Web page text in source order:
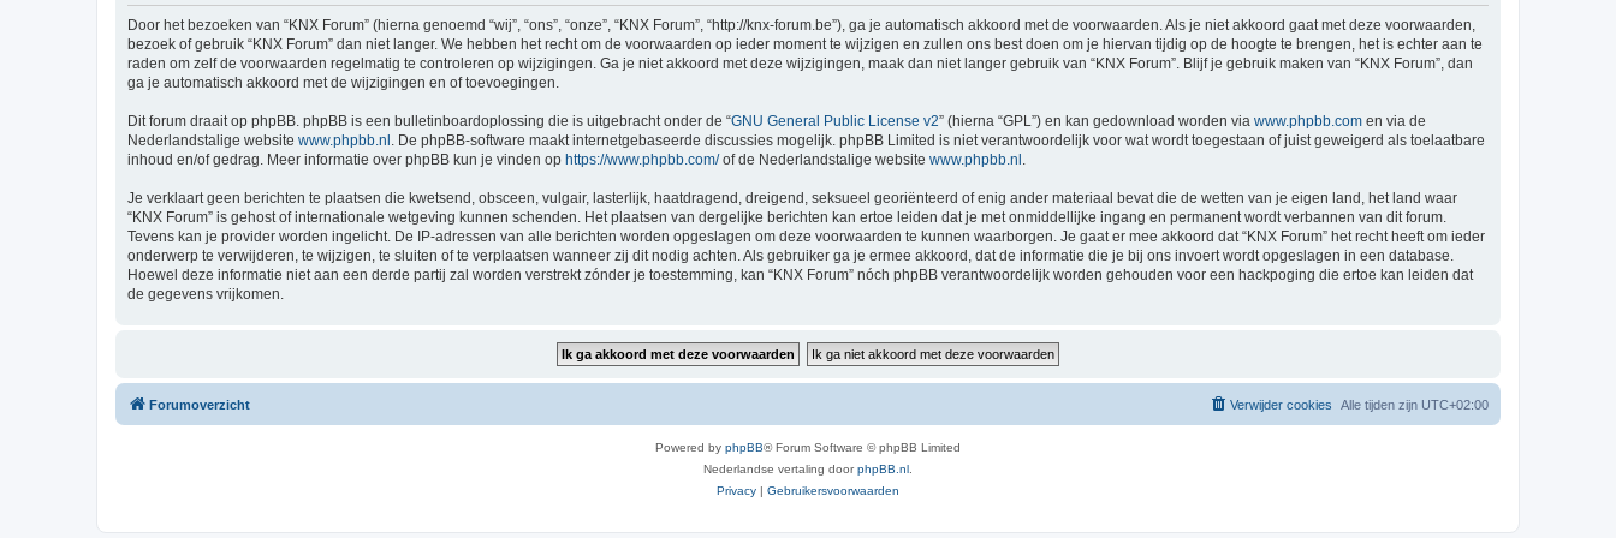
Door het bezoeken van “KNX Forum” (hierna genoemd “wij”, “ons”, “onze”, “KNX Forum”, “http://knx-forum.be”), ga je automatisch akkoord met de voorwaarden. Als je niet akkoord gaat met deze voorwaarden,
bezoek of gebruik “KNX Forum” dan niet langer. We hebben het recht om de voorwaarden op ieder moment te wijzigen en zullen ons best doen om je hiervan tijdig op de hoogte te brengen, het is echter aan te
raden om zelf de voorwaarden regelmatig te controleren op wijzigingen. Ga je niet akkoord met deze wijzigingen, maak dan niet langer gebruik van “KNX Forum”. Blijf je gebruik maken van “KNX Forum”, dan
ga je automatisch akkoord met de wijzigingen en of toevoegingen.
Dit forum draait op phpBB. phpBB is een bulletinboardoplossing die is uitgebracht onder de “GNU General Public License v2” (hierna “GPL”) en kan gedownload worden via www.phpbb.com en via de
Nederlandstalige website www.phpbb.nl . De phpBB-software maakt internetgebaseerde discussies mogelijk. phpBB Limited is niet verantwoordelijk voor wat wordt toegestaan of juist geweigerd als toelaatbare
inhoud en/of gedrag. Meer informatie over phpBB kun je vinden op https://www.phpbb.com/of de Nederlandstalige website www.phpbb.nl
Je verklaart geen berichten te plaatsen die kwetsend, obsceen, vulgair, lasterlijk, haatdragend, dreigend, seksueel georiënteerd of enig ander materiaal bevat die de wetten van je eigen land, het land waar
“KNX Forum” is gehost of internationale wetgeving kunnen schenden. Het plaatsen van dergelijke berichten kan ertoe leiden dat je met onmiddellijke ingang en permanent wordt verbannen van dit forum.
Tevens kan je provider worden ingelicht. De IP-adressen van alle berichten worden opgeslagen om deze voorwaarden te kunnen waarborgen. Je gaat er mee akkoord dat “KNX Forum” het recht heeft om ieder
onderwerp te verwijderen, te wijzigen, te sluiten of te verplaatsen wanneer zij dit nodig achten. Als gebruiker ga je ermee akkoord, dat de informatie die je bij ons invoert wordt opgeslagen in een database.
Hoewel deze informatie niet aan een derde partij zal worden verstrekt zónder je toestemming, kan “KNX Forum” nóch phpBB verantwoordelijk worden gehouden voor een hackpoging die ertoe kan leiden dat
de gegevens vrijkomen.
Forumoverzicht Alle tijden zijn UTC+02:00
Verwijder cookies
Powered by phpBB® Forum Software © phpBB Limited
Nederlandse vertaling doorphpBB.nl
Privacy | Gebruikersvoorwaarden